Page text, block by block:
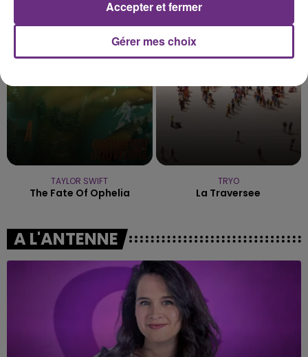
Ete Avec Toi
TAYLOR SWIFT
The Fate Of Ophelia
5h45
5h45
TRYO
La Traversee
A L'ANTENNE
Gérer mes choix
Accepter et fermer